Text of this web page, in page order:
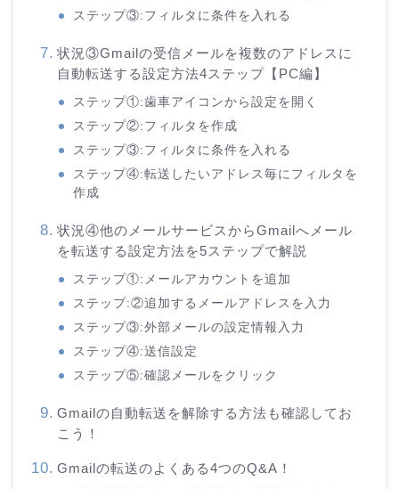
ステップ③:フィルタに条件を入れる
状況③Gmailの受信メールを複数のアドレスに
自動転送する設定方法4ステップ【PC編】
ステップ①:歯車アイコンから設定を開く
ステップ②:フィルタを作成
ステップ③:フィルタに条件を入れる
ステップ④:転送したいアドレス毎にフィルタを
作成
状況④他のメールサービスからGmailへメール
を転送する設定方法を5ステップで解説
ステップ①:メールアカウントを追加
ステップ:②追加するメールアドレスを入力
ステップ③:外部メールの設定情報入力
ステップ④:送信設定
ステップ⑤:確認メールをクリック
Gmailの自動転送を解除する方法も確認してお
こう！
Gmailの転送のよくある4つのQ&A！